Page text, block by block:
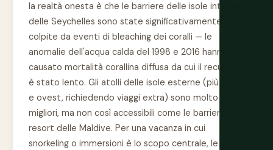
la realtà onesta è che le barriere delle isole interne
delle Seychelles sono state significativamente
colpite da eventi di bleaching dei coralli — le
anomalie dell'acqua calda del 1998 e 2016 hanno
causato mortalità corallina diffusa da cui il recupero
è stato lento. Gli atolli delle isole esterne (più a sud
e ovest, richiedendo viaggi extra) sono molto
migliori, ma non così accessibili come le barriere
resort delle Maldive. Per una vacanza in cui
snorkeling o immersioni è lo scopo centrale, le